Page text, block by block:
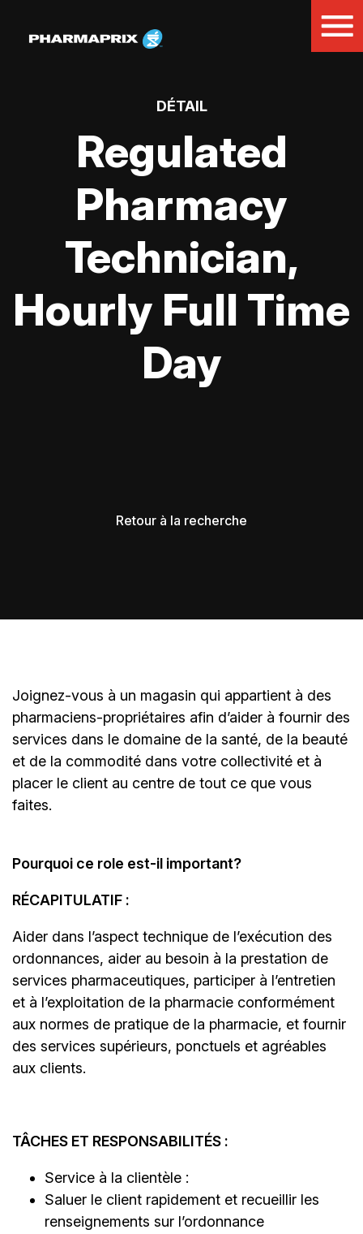
DÉTAIL
Regulated
Pharmacy
Technician,
Hourly Full Time
Day
Retour à la recherche
Joignez-vous à un magasin qui appartient à des
pharmaciens-propriétaires afin d’aider à fournir des
services dans le domaine de la santé, de la beauté
et de la commodité dans votre collectivité et à
placer le client au centre de tout ce que vous
faites.
Pourquoi ce role est-il important?
RÉCAPITULATIF :
Aider dans l’aspect technique de l’exécution des
ordonnances, aider au besoin à la prestation de
services pharmaceutiques, participer à l’entretien
et à l’exploitation de la pharmacie conformément
aux normes de pratique de la pharmacie, et fournir
des services supérieurs, ponctuels et agréables
aux clients.
TÂCHES ET RESPONSABILITÉS :
Service à la clientèle :
Saluer le client rapidement et recueillir les
renseignements sur l’ordonnance